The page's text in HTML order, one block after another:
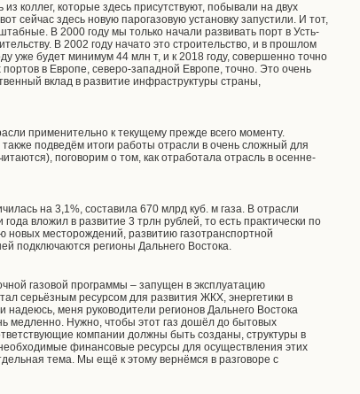
коллег, которые здесь присутствуют, побывали на двух
сейчас здесь новую парогазовую установку запустили. И тот,
В 2000 году мы только начали развивать порт в Усть-
В 2002 году начато это строительство, и в прошлом
уже будет минимум 44 млн т, и к 2018 году, совершенно точно
в Европе, северо-западной Европе, точно. Это очень
вклад в развитие инфраструктуры страны,
применительно к текущему прежде всего моменту.
подведём итоги работы отрасли в очень сложный для
поговорим о том, как отработала отрасль в осенне-
на 3,1%, составила 670 млрд куб. м газа. В отрасли
вложил в развитие 3 трлн рублей, то есть практически по
новых месторождений, развитию газотранспортной
подключаются регионы Дальнего Востока.
газовой программы – запущен в эксплуатацию
серьёзным ресурсом для развития ЖКХ, энергетики в
меня руководители регионов Дальнего Востока
медленно. Нужно, чтобы этот газ дошёл до бытовых
компании должны быть созданы, структуры в
финансовые ресурсы для осуществления этих
тема. Мы ещё к этому вернёмся в разговоре с